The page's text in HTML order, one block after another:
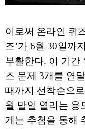
이로써 온라인 퀴
즈’가 6월 30일까
부활한다. 이 기간
즈 문제 3개를 연
때까지 선착순으
월 말일 열리는 응
게는 추첨을 통해